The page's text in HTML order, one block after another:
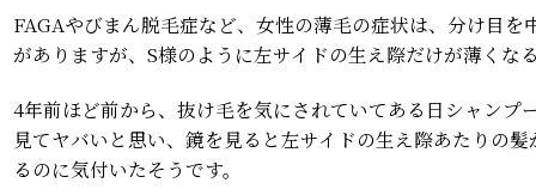
FAGAやびまん脱毛症など、女性の薄毛の症状は、分け目を
がありますが、S様のように左サイドの生え際だけが薄くな
4年前ほど前から、抜け毛を気にされていてある日シャンプ
見てヤバいと思い、鏡を見ると左サイドの生え際あたりの
るのに気付いたそうです。